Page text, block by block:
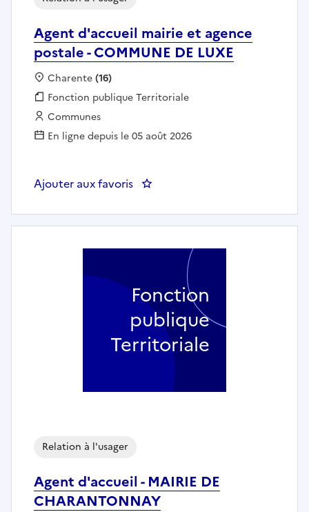
Agent d'accueil mairie et agence
postale - COMMUNE DE LUXE
Localisation :
Charente(16)
Fonction publique :
Fonction publique Territoriale
Employeur :
Communes
En ligne depuis le 05 août 2026
Ajouter aux favoris : Agent d'accueil mairie et
Agent d'accueil - MAIRIE DE
CHARANTONNAY
Relation à l'usager
Fonction
publique
Territoriale